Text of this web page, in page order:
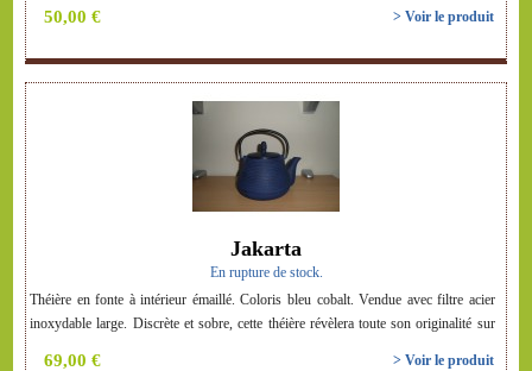
50,00 € > Voir le produit
Jakarta
En rupture de stock.
Théière en fonte à intérieur émaillé. Coloris bleu cobalt. Vendue avec filtre acier
inoxydable large. Discrète et sobre, cette théière révèlera toute son originalité sur
69,00 € > Voir le produit